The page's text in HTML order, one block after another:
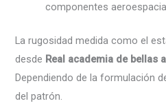
componentes
La rugosidad medida como el
desde Real academia de bellas
Dependiendo de la formulación
del patrón.